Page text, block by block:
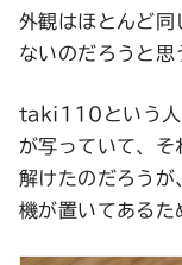
外観はほとんど同
ないのだろうと思
taki110という人
が写っていて、
解けたのだろう
機が置いてあるた